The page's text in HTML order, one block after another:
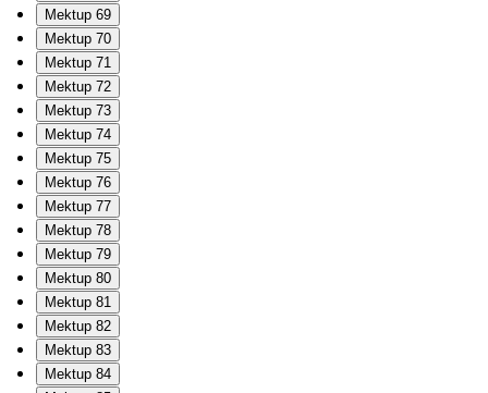
Mektup 69
Mektup 70
Mektup 71
Mektup 72
Mektup 73
Mektup 74
Mektup 75
Mektup 76
Mektup 77
Mektup 78
Mektup 79
Mektup 80
Mektup 81
Mektup 82
Mektup 83
Mektup 84